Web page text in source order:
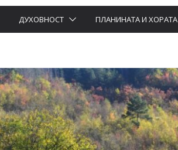
ДУХОВНОСТ ПЛАНИНАТА И ХОРАТА